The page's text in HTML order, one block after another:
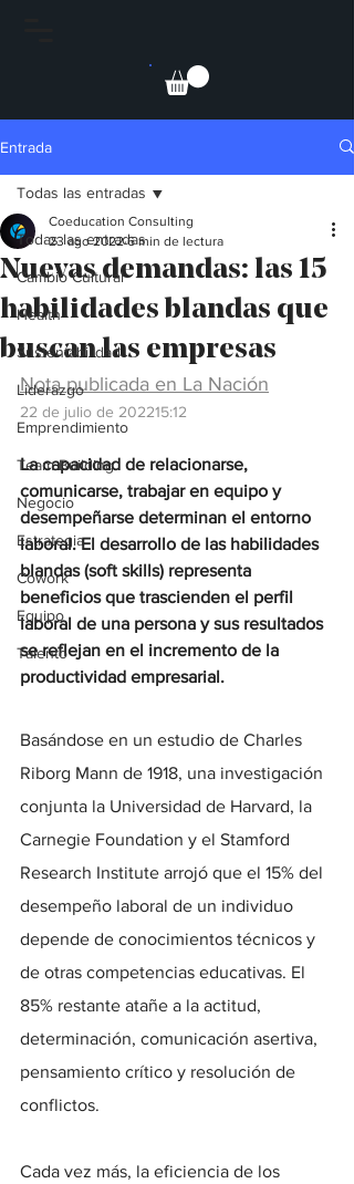
Entrada
Todas las entradas
Cambio Cultural
Health
Sustentabilidad
Liderazgo
Emprendimiento
Team Building
Negocio
Estrategia
Cowork
Equipo
Talento
Todas las entradas
Nuevas demandas: las 15
habilidades blandas que
buscan las empresas
Coeducation Consulting
23 ago 2022 6 min de lectura
Nota publicada en La Nación
22 de julio de 202215:12
La capacidad de relacionarse,
comunicarse, trabajar en equipo y
desempeñarse determinan el entorno
laboral. El desarrollo de las habilidades
blandas (soft skills) representa
beneficios que trascienden el perfil
laboral de una persona y sus resultados
se reflejan en el incremento de la
productividad empresarial.
Basándose en un estudio de Charles
Riborg Mann de 1918, una investigación
conjunta la Universidad de Harvard, la
Carnegie Foundation y el Stamford
Research Institute arrojó que el 15% del
desempeño laboral de un individuo
depende de conocimientos técnicos y
de otras competencias educativas. El
85% restante atañe a la actitud,
determinación, comunicación asertiva,
pensamiento crítico y resolución de
conflictos.
Cada vez más, la eficiencia de los